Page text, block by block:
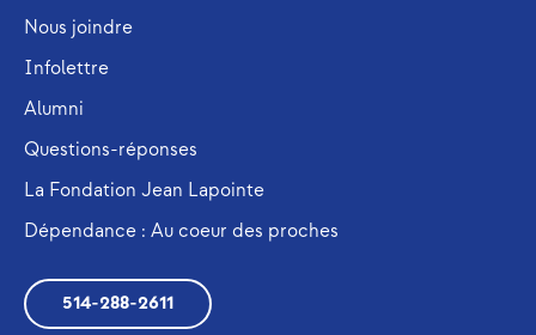
Nous joindre
Infolettre
Alumni
Questions-réponses
La Fondation Jean Lapointe
Dépendance : Au coeur des proches
514-288-2611